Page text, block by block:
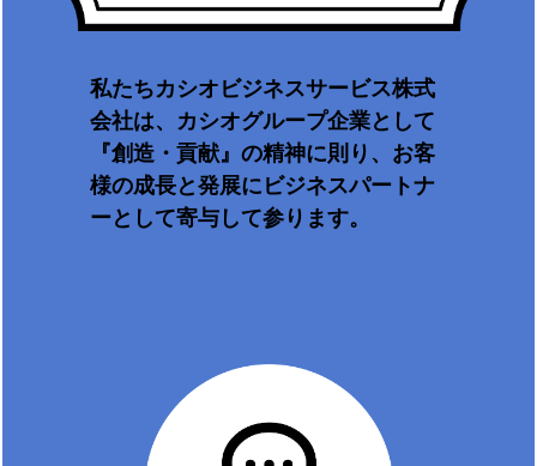
私たちカシオビジネスサービス株式
会社は、カシオグループ企業として
『創造・貢献』の精神に則り、お客
様の成長と発展にビジネスパートナ
ーとして寄与して参ります。